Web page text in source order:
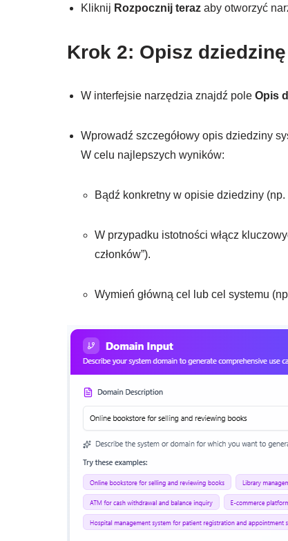
Kliknij Rozpocznij teraz aby otworzyć
Krok 2: Opisz
W interfejsie narzędzia znajdź pole Opis
Wprowadź szczegółowy opis dziedziny
W celu najlepszych wyników:
Bądź konkretny w opisie dziedziny (np.
W przypadku istotności włącz
członków”).
Wymień główną cel lub cel systemu